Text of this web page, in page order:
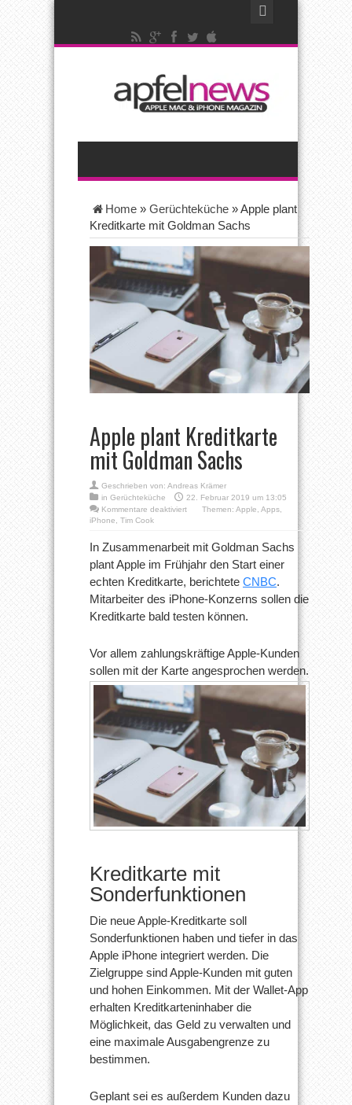
Home » Gerüchteküche »Apple plant
Kreditkarte mit Goldman Sachs
Apple plant Kreditkarte
mit Goldman Sachs
Geschrieben von: Andreas Krämer
in Gerüchteküche
22. Februar 2019 um 13:05
Kommentare deaktiviertfür
Kreditkarte
mit
Goldman
Themen: Apple Apps
iPhone
Tim Cook
In Zusammenarbeit mit Goldman Sachs
plant Apple im Frühjahr den Start einer
echten Kreditkarte, berichtete CNBC.
Mitarbeiter des iPhone-Konzerns sollen die
Kreditkarte bald testen können.
Vor allem zahlungskräftige Apple-Kunden
sollen mit der Karte angesprochen werden.
Kreditkarte mit
Sonderfunktionen
Die neue Apple-Kreditkarte soll
Sonderfunktionen haben und tiefer in das
Apple iPhone integriert werden. Die
Zielgruppe sind Apple-Kunden mit guten
und hohen Einkommen. Mit der Wallet-App
erhalten Kreditkarteninhaber die
Möglichkeit, das Geld zu verwalten und
eine maximale Ausgabengrenze zu
bestimmen.
Geplant sei es außerdem Kunden dazu